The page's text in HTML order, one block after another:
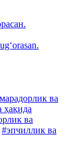
ва
ҳақида
ва
#эпчиллик ва